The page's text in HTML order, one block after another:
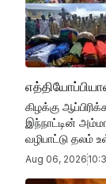
கிழக்கு
இந்நாட்டின்
வழிபாட்டு தலம்
Aug 06, 2026